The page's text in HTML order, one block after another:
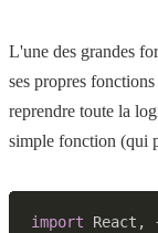
L'une des grandes
ses propres
reprendre toute la
simple fonction (qui
import React ,